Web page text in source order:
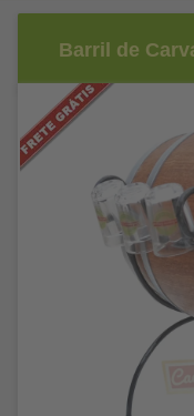
Barril de